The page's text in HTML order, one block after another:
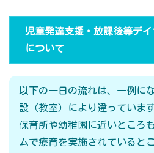
児童発達支援・放課後等デ
について
以下の一日の流れは、一例に
設（教室）により違っていま
保育所や幼稚園に近いところ
ムで療育を実施されていると